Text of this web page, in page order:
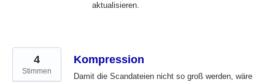
aktualisieren.
Kompression
Damit die Scandateien nicht so groß werden, wäre
4
Stimmen